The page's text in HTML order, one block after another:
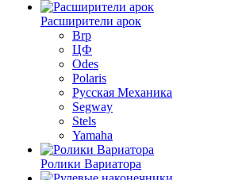
Расширители арок
Brp
ЦФ
Odes
Polaris
Русская Механика
Segway
Stels
Yamaha
Ролики Вариатора